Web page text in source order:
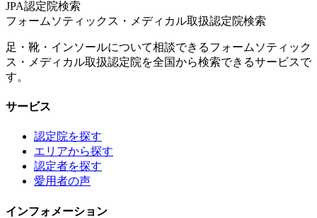
JPA認定院検索
フォームソティックス・メディカル取扱認定院検索
足・靴・インソールについて相談できるフォームソティック
ス・メディカル取扱認定院を全国から検索できるサービスで
す。
サービス
認定院を探す
エリアから探す
認定者を探す
愛用者の声
インフォメーション